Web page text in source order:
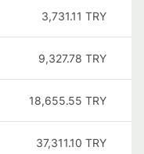
3,731.11 TRY
9,327.78 TRY
18,655.55 TRY
37,311.10 TRY